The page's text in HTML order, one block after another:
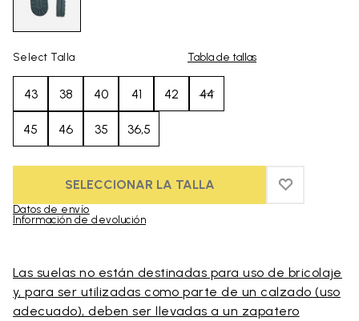
Select Talla Tabla de tallas
43 38 40 41 42 44
45 46 35 36,5
SELECCIONAR LA TALLA ADD TO
ADD TO
Datos de envío
Información de devolución
Las suelas no están destinadas para uso de bricolaje
y, para ser utilizadas como parte de un calzado (uso
adecuado), deben ser llevadas a un zapatero